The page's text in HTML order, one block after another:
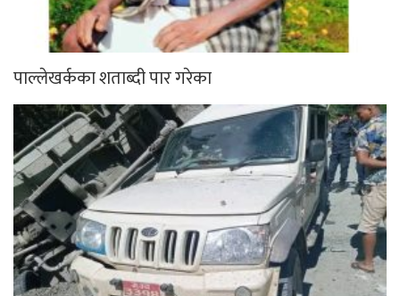
पाल्लेखर्कका शताब्दी पार गरेका